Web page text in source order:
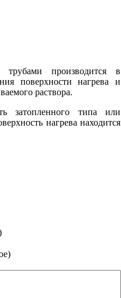
трубами производится в
поверхности нагрева и
раствора.
затопленного типа или
нагрева находится